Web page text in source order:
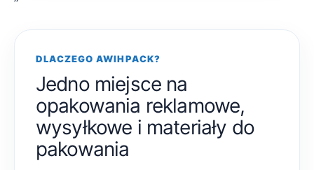
DLACZEGO AWIHPACK?
Jedno miejsce na
opakowania reklamowe,
wysyłkowe i materiały do
pakowania